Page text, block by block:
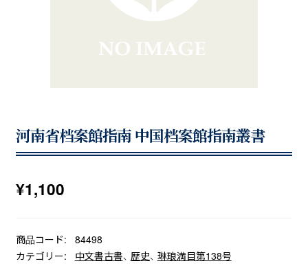
河南省档案館指南 中国档案館指南叢書
¥1,100
商品コード:
84498
カテゴリー:
中文書古書、 歴史、 琳琅満目第138号